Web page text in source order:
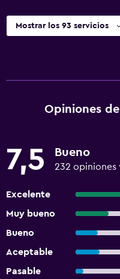
Mostrar los 93 servicios
Opiniones
7,5 Bueno
232 opiniones
Excelente
Muy bueno
Bueno
Aceptable
Pasable